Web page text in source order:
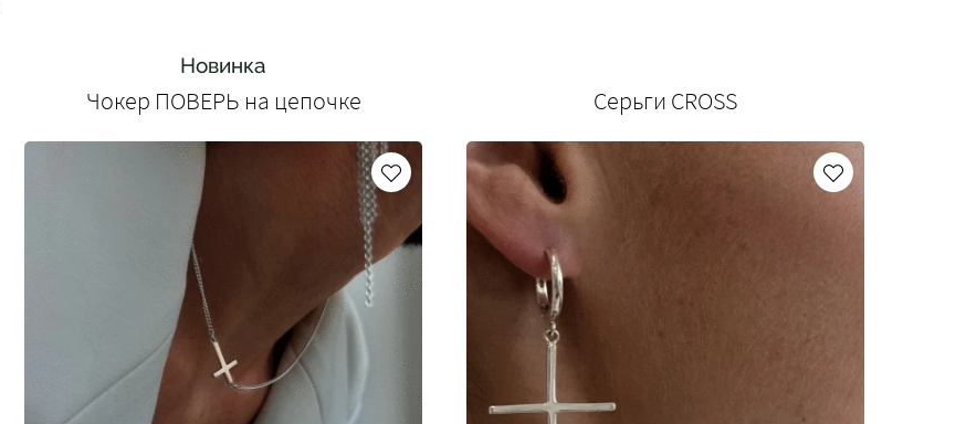
Новинка
Чокер ПОВЕРЬ на цепочке Серьги CROSS